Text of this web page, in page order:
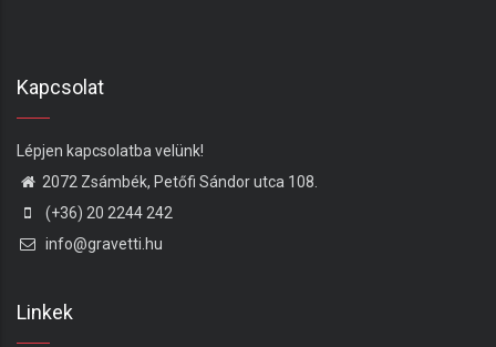
Kapcsolat
Lépjen kapcsolatba velünk!
2072 Zsámbék, Petőfi Sándor utca 108.
(+36) 20 2244 242
info@gravetti.hu
Linkek